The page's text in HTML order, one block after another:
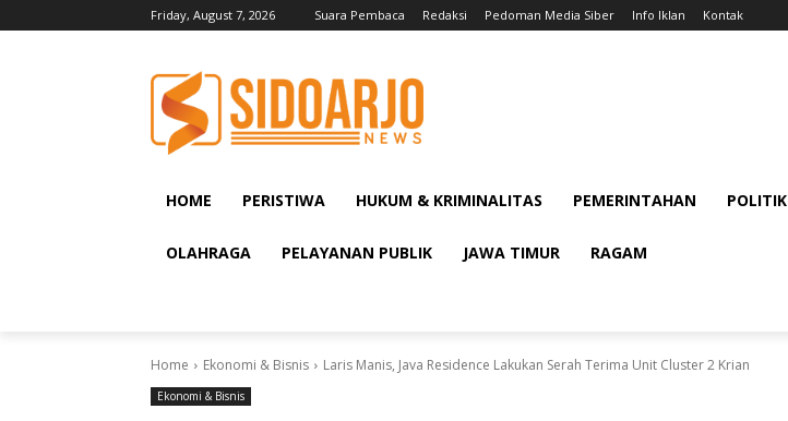
Friday, August 7, 2026 Suara Pembaca Redaksi Pedoman Media Siber Info Iklan Kontak
HOME PERISTIWA HUKUM & KRIMINALITAS PEMERINTAHAN POLITIK
OLAHRAGA PELAYANAN PUBLIK JAWA TIMUR RAGAM
Home Ekonomi & Bisnis Laris Manis, Java Residence Lakukan Serah Terima Unit Cluster 2 Krian
Ekonomi & Bisnis